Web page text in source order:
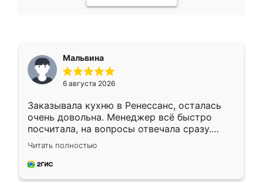
Мальвина
6 августа 2026
Заказывала кухню в Ренессанс, осталась
очень довольна. Менеджер всё быстро
посчитала, на вопросы отвечала сразу.
Замерщик приехал в субботу, подошёл к
делу со всей ответственностью. Собрали
за день, ребята работали аккуратно, даже
Читать полностью